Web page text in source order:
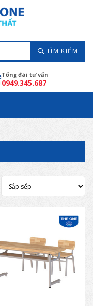
TÌM KIẾM
Tổng đài tư vấn
0949.345.687